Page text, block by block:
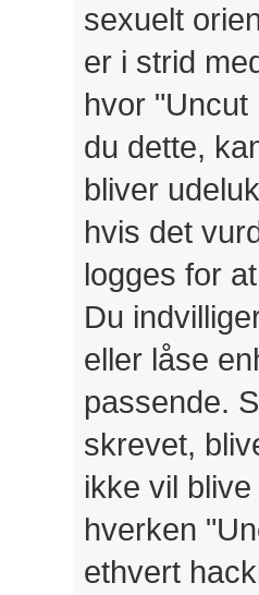
sexuelt
er i strid
hvor
du dette,
bliver
hvis det
logges for
Du
eller låse
passende.
skrevet,
ikke vil
hverken
ethvert